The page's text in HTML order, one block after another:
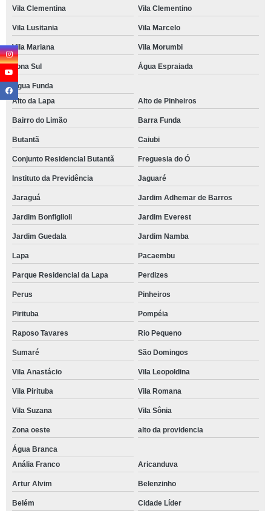
Vila Clementina Vila Clementino
Vila Lusitania Vila Marcelo
Vila Mariana Vila Morumbi
Zona Sul Água Espraiada
Água Funda
Alto da Lapa
Alto de Pinheiros
Bairro do Limão Barra Funda
Butantã Caiubi
Conjunto Residencial Butantã Freguesia do Ó
Instituto da Previdência Jaguaré
Jaraguá Jardim Adhemar de Barros
Jardim Bonfiglioli Jardim Everest
Jardim Guedala Jardim Namba
Lapa Pacaembu
Parque Residencial da Lapa Perdizes
Perus Pinheiros
Pirituba Pompéia
Raposo Tavares Rio Pequeno
Sumaré São Domingos
Vila Anastácio Vila Leopoldina
Vila Pirituba Vila Romana
Vila Suzana Vila Sônia
Zona oeste alto da providencia
Água Branca
Anália Franco
Aricanduva
Artur Alvim Belenzinho
Belém Cidade Líder